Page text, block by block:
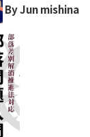
By Jun mishina